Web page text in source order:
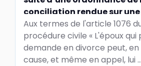
conciliation rendue sur
séparation de corps est-elle
Aux termes de l'article 1076
procédure civile « L'époux
demande en divorce peut,
cause, et même en appel, lui ...